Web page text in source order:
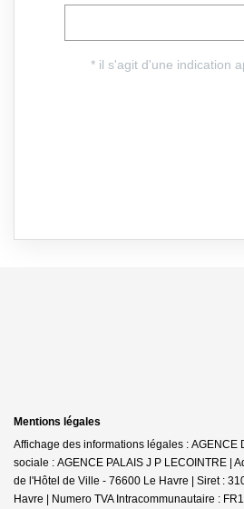
Mentions légales
Affichage des informations légales : AGENCE
sociale : AGENCE PALAIS J P LECOINTRE |
de l'Hôtel de Ville - 76600 Le Havre | Siret :
Havre | Numero TVA Intracommunautaire :